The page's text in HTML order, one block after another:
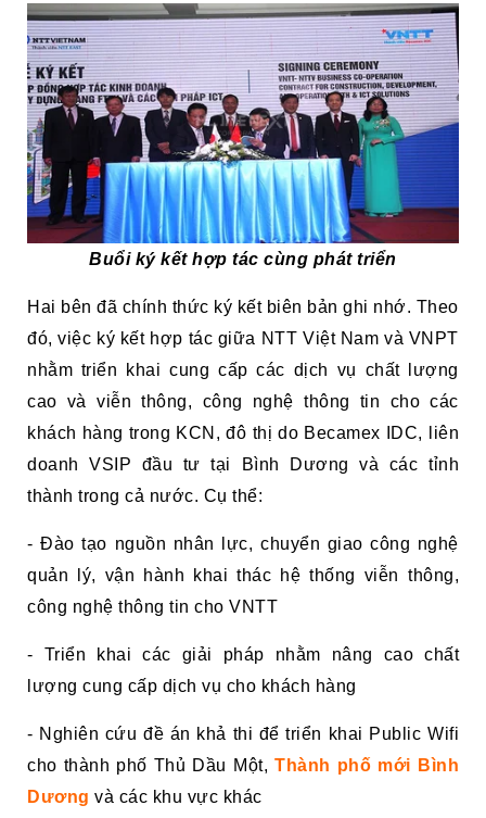
Buổi ký kết hợp tác cùng phát triển
Hai bên đã chính thức ký kết biên bản ghi nhớ. Theo
đó, việc ký kết hợp tác giữa NTT Việt Nam và VNPT
nhằm triển khai cung cấp các dịch vụ chất lượng
cao và viễn thông, công nghệ thông tin cho các
khách hàng trong KCN, đô thị do Becamex IDC, liên
doanh VSIP đầu tư tại Bình Dương và các tỉnh
thành trong cả nước. Cụ thể:
- Đào tạo nguồn nhân lực, chuyển giao công nghệ
quản lý, vận hành khai thác hệ thống viễn thông,
công nghệ thông tin cho VNTT
- Triển khai các giải pháp nhằm nâng cao chất
lượng cung cấp dịch vụ cho khách hàng
- Nghiên cứu đề án khả thi để triển khai Public Wifi
cho thành phố Thủ Dầu Một,Thành phố mới Bình
Dương và các khu vực khác